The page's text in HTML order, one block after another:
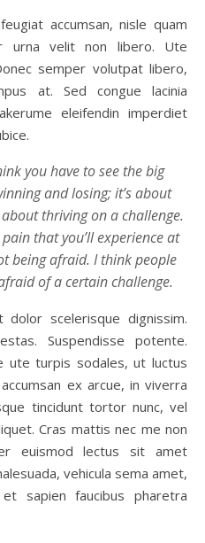
accumsan, nisle quam
urna velit non libero. Ute
semper volutpat libero,
at. Sed congue lacinia
eleifendin imperdiet
you have to see the big
and losing; it’s about
thriving on a challenge.
that you’ll experience at
being afraid. I think people
of a certain challenge.
scelerisque dignissim.
Suspendisse potente.
ute turpis sodales, ut luctus
ex arcue, in viverra
tincidunt tortor nunc, vel
Cras mattis nec me non
euismod lectus sit amet
vehicula sema amet,
sapien faucibus pharetra